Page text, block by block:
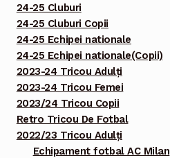
24-25 Cluburi
24-25 Cluburi Copii
24-25 Echipei nationale
24-25 Echipei nationale(Copii)
2023-24 Tricou Adulți
2023-24 Tricou Femei
2023/24 Tricou Copii
Retro Tricou De Fotbal
2022/23 Tricou Adulți
Echipament fotbal AC Milan